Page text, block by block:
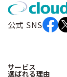
公式 SNS
サービス
選ばれる理由